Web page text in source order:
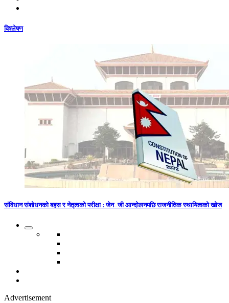
विश्लेषण
संविधान संशोधनको बहस र नेतृत्वको परीक्षा : जेन–जी आन्दोलनपछि राजनीतिक स्थायित्वको खोज
Advertisement